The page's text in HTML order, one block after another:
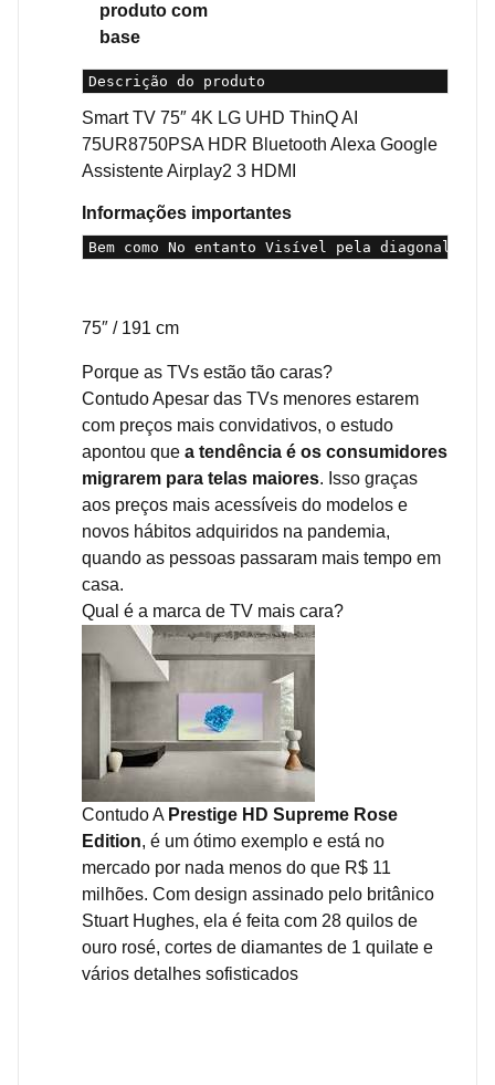
produto com
base
Descrição do produto
Smart TV 75″ 4K LG UHD ThinQ AI
75UR8750PSA HDR Bluetooth Alexa Google
Assistente Airplay2 3 HDMI
Informações importantes
Bem como No entanto Visível pela diagonal da
75″ / 191 cm
Porque as TVs estão tão caras?
Contudo Apesar das TVs menores estarem
com preços mais convidativos, o estudo
apontou que a tendência é os consumidores
migrarem para telas maiores. Isso graças
aos preços mais acessíveis do modelos e
novos hábitos adquiridos na pandemia,
quando as pessoas passaram mais tempo em
casa.
Qual é a marca de TV mais cara?
Contudo A Prestige HD Supreme Rose
Edition, é um ótimo exemplo e está no
mercado por nada menos do que R$ 11
milhões. Com design assinado pelo britânico
Stuart Hughes, ela é feita com 28 quilos de
ouro rosé, cortes de diamantes de 1 quilate e
vários detalhes sofisticados